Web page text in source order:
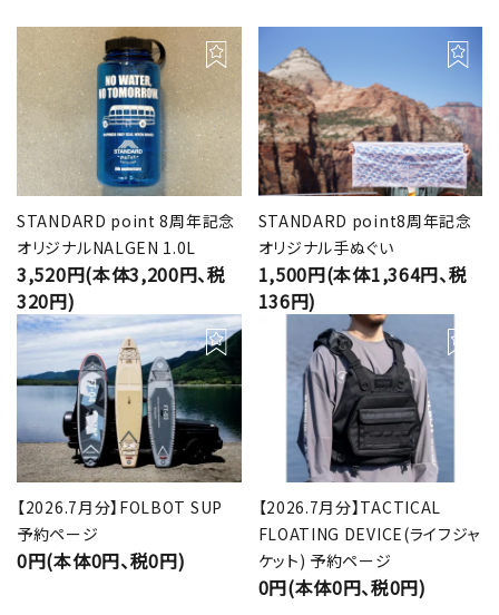
STANDARD point 8周年記念
オリジナルNALGEN 1.0L
3,520円(本体3,200円、税
320円)
STANDARD point8周年記念
オリジナル手ぬぐい
1,500円(本体1,364円、税
136円)
【2026.7月分】FOLBOT SUP
予約ページ
0円(本体0円、税0円)
【2026.7月分】TACTICAL
FLOATING DEVICE(ライフジャ
ケット) 予約ページ
0円(本体0円、税0円)